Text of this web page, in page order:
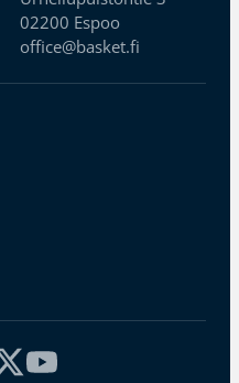
02200 Espoo
office@basket.fi